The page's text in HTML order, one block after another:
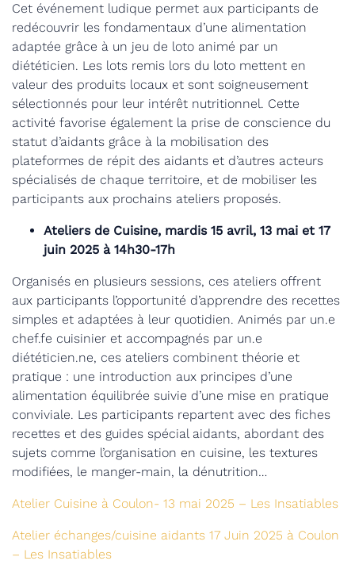
Cet événement ludique permet aux participants de
redécouvrir les fondamentaux d’une alimentation
adaptée grâce à un jeu de loto animé par un
diététicien. Les lots remis lors du loto mettent en
valeur des produits locaux et sont soigneusement
sélectionnés pour leur intérêt nutritionnel. Cette
activité favorise également la prise de conscience du
statut d’aidants grâce à la mobilisation des
plateformes de répit des aidants et d’autres acteurs
spécialisés de chaque territoire, et de mobiliser les
participants aux prochains ateliers proposés.
Ateliers de Cuisine, mardis 15 avril, 13 mai et 17
juin 2025 à 14h30-17h
Organisés en plusieurs sessions, ces ateliers offrent
aux participants l’opportunité d’apprendre des recettes
simples et adaptées à leur quotidien. Animés par un.e
chef.fe cuisinier et accompagnés par un.e
diététicien.ne, ces ateliers combinent théorie et
pratique : une introduction aux principes d’une
alimentation équilibrée suivie d’une mise en pratique
conviviale. Les participants repartent avec des fiches
recettes et des guides spécial aidants, abordant des
sujets comme l’organisation en cuisine, les textures
modifiées, le manger-main, la dénutrition…
Atelier Cuisine à Coulon- 13 mai 2025 – Les Insatiables
Atelier échanges/cuisine aidants 17 Juin 2025 à Coulon
– Les Insatiables